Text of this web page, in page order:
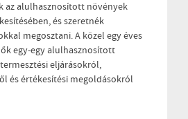
az alulhasznosított növények
és szeretnék
megosztani. A közel egy éves
egy-egy alulhasznosított
eljárásokról,
és értékesítési megoldásokról